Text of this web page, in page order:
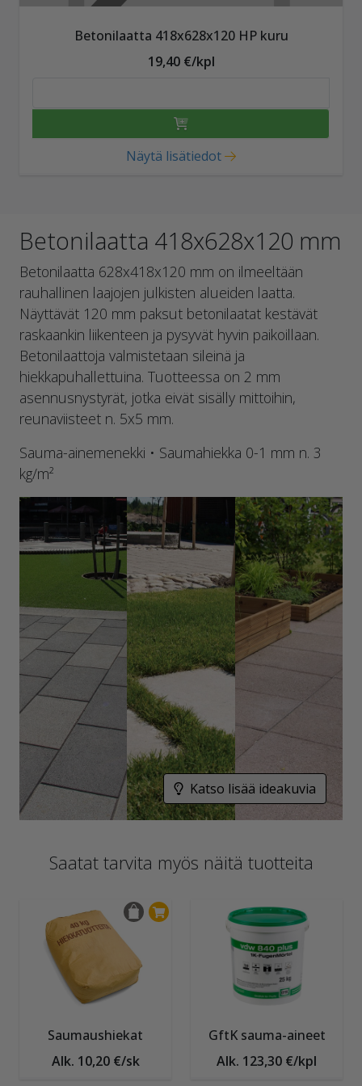
Betonilaatta 418x628x120 HP kuru
19,40 €/kpl
Näytä lisätiedot
Betonilaatta 418x628x120 mm
Betonilaatta 628x418x120 mm on ilmeeltään
rauhallinen laajojen julkisten alueiden laatta.
Näyttävät 120 mm paksut betonilaatat kestävät
raskaankin liikenteen ja pysyvät hyvin paikoillaan.
Betonilaattoja valmistetaan sileinä ja
hiekkapuhallettuina. Tuotteessa on 2 mm
asennusnystyrät, jotka eivät sisälly mittoihin,
reunaviisteet n. 5x5 mm.
Sauma-ainemenekki • Saumahiekka 0-1 mm n. 3
kg/m²
Katso lisää ideakuvia
Saatat tarvita myös näitä tuotteita
Saumaushiekat
Alk. 10,20 €/sk
GftK sauma-aineet
Alk. 123,30 €/kpl